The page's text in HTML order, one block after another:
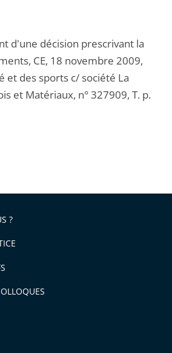
d'une décision prescrivant la
CE, 18 novembre 2009,
et des sports c/ société La
et Matériaux, n° 327909, T. p.
?